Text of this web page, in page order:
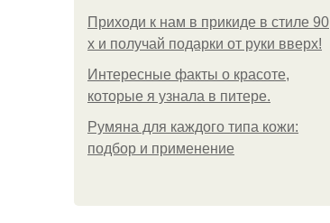
Приходи к нам в прикиде в стиле 90
х и получай подарки от руки вверх!
Интересные факты о красоте,
которые я узнала в питере.
Румяна для каждого типа кожи:
подбор и применение